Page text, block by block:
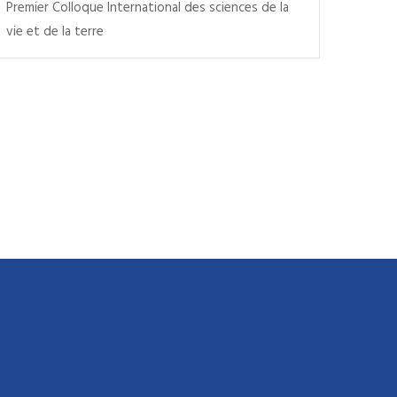
Premier Colloque International des sciences de la
vie et de la terre